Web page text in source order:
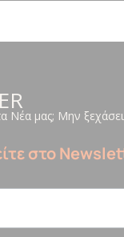
Νέα μας; Μην
στο